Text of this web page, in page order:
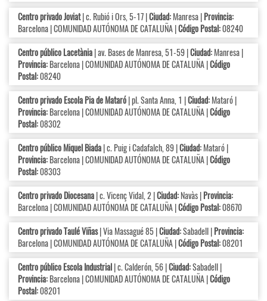
Centro privado Joviat| c. Rubió i Ors, 5-17 |Ciudad:Manresa |Provincia:
Barcelona | COMUNIDAD AUTÓNOMA DE CATALUÑA |Código Postal:08240
Centro público Lacetània| av. Bases de Manresa, 51-59 |Ciudad:Manresa |
Provincia:Barcelona | COMUNIDAD AUTÓNOMA DE CATALUÑA |Código
Postal:08240
Centro privado Escola Pia de Mataró| pl. Santa Anna, 1 |Ciudad:Mataró |
Provincia:Barcelona | COMUNIDAD AUTÓNOMA DE CATALUÑA |Código
Postal:08302
Centro público Miquel Biada| c. Puig i Cadafalch, 89 |Ciudad:Mataró |
Provincia:Barcelona | COMUNIDAD AUTÓNOMA DE CATALUÑA |Código
Postal:08303
Centro privado Diocesana| c. Vicenç Vidal, 2 |Ciudad:Navàs |Provincia:
Barcelona | COMUNIDAD AUTÓNOMA DE CATALUÑA |Código Postal:08670
Centro privado Taulé Viñas| Via Massagué 85 |Ciudad:Sabadell |Provincia:
Barcelona | COMUNIDAD AUTÓNOMA DE CATALUÑA |Código Postal:08201
Centro público Escola Industrial| c. Calderón, 56 |Ciudad:Sabadell |
Provincia:Barcelona | COMUNIDAD AUTÓNOMA DE CATALUÑA |Código
Postal:08201